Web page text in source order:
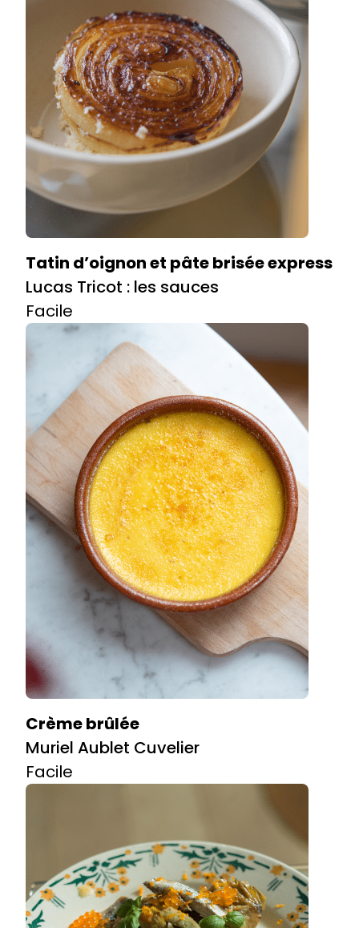
Tatin d’oignon et pâte brisée express
Lucas Tricot : les sauces
Facile
Crème brûlée
Muriel Aublet Cuvelier
Facile